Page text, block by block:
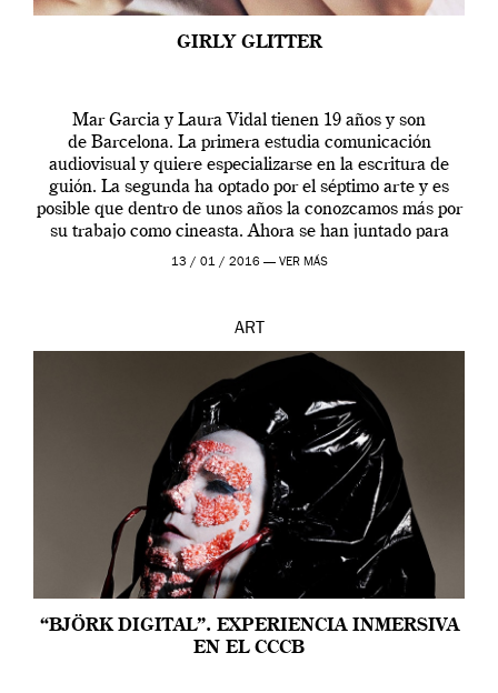
GIRLY GLITTER
Mar Garcia y Laura Vidal tienen 19 años y son
de Barcelona. La primera estudia comunicación
audiovisual y quiere especializarse en la escritura de
guión. La segunda ha optado por el séptimo arte y es
posible que dentro de unos años la conozcamos más por
su trabajo como cineasta. Ahora se han juntado para
contarnos una […]
13 / 01 / 2016 — VER MÁS
ART
“BJÖRK DIGITAL”. EXPERIENCIA INMERSIVA
EN EL CCCB